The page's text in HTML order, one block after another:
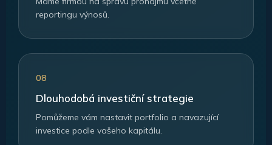
reportingu výnosů.
08
Dlouhodobá investiční strategie
Pomůžeme vám nastavit portfolio a navazující
investice podle vašeho kapitálu.